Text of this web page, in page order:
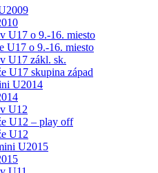
U17 o 9.-16. miesto
U17 o 9.-16. miesto
U17 zákl. sk.
U17 skupina západ
U2014
U12
U12 – play off
U12
U2015